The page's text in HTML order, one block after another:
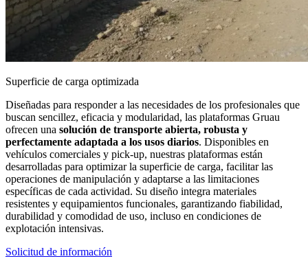
Superficie de carga optimizada
Diseñadas para responder a las necesidades de los profesionales que
buscan sencillez, eficacia y modularidad, las plataformas Gruau
ofrecen una solución de transporte abierta, robusta y
perfectamente adaptada a los usos diarios. Disponibles en
vehículos comerciales y pick-up, nuestras plataformas están
desarrolladas para optimizar la superficie de carga, facilitar las
operaciones de manipulación y adaptarse a las limitaciones
específicas de cada actividad. Su diseño integra materiales
resistentes y equipamientos funcionales, garantizando fiabilidad,
durabilidad y comodidad de uso, incluso en condiciones de
explotación intensivas.
Solicitud de información